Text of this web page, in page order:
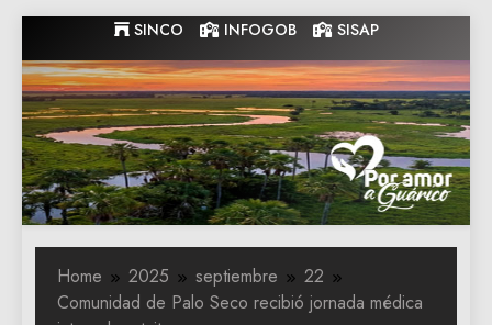
to
content
SINCO INFOGOB SISAP
Gobernacion
de Guarico
Gobernacion de Guarico
Home 2025 septiembre
22
Comunidad de Palo Seco recibió jornada médica